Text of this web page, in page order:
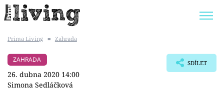
BYDLENÍ SLAVNÝCH
Prima Living ■ Zahrada
ZAHRADA
26. dubna 2020 14:00
Simona Sedláčková
SDÍLET